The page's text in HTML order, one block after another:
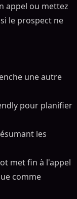
appel ou mettez
le prospect ne
une autre
pour planifier
les
met fin à l'appel
comme